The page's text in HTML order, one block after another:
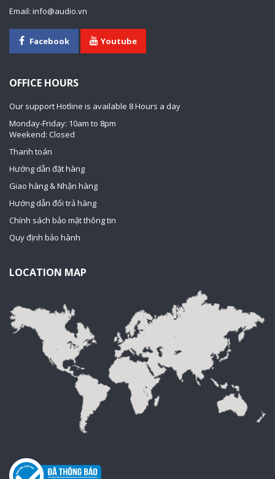
Email: info@audio.vn
Facebook Youtube
OFFICE HOURS
Our support Hotline is available 8 Hours a day
Monday-Friday: 10am to 8pm
Weekend: Closed
Thanh toán
Hướng dẫn đặt hàng
Giao hàng & Nhận hàng
Hướng dẫn đổi trả hàng
Chính sách bảo mật thông tin
Quy định bảo hành
LOCATION MAP